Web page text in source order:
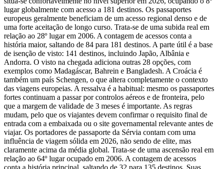
lugar globalmente com acesso a 181 destinos. Os passaportes
europeus geralmente beneficiam de um acesso regional denso e de
uma forte aceitação de longo curso. Trata-se de uma subida real em
relação ao 28º lugar em 2006. A contagem de acessos conta a
história maior, saltando de 84 para 181 destinos. A parte útil é a base
de isenção de visto: 141 destinos, incluindo Japão, Albânia e
Andorra. O visto na chegada adiciona outras 28 opções, com
exemplos como Madagáscar, Bahrein e Bangladesh. A Croácia é
também um país Schengen, o que altera completamente o contexto
das viagens europeias. A ressalva é a habitual: mesmo os passaportes
fortes continuam a passar por controlos aéreos e de fronteira, pelo
que a margem de validade de 3 meses é importante. As regras
mudam, pelo que os viajantes devem confirmar o requisito final de
entrada com a embaixada ou o site governamental relevante antes de
viajar. Os portadores de passaporte da Sérvia contam com uma
influência de viagem sólida em 2026, não sendo de elite, mas
claramente acima da média global. Trata-se de uma ascensão real em
relação ao 64º lugar ocupado em 2006. A contagem de acessos
conta a história principal, saltando de 32 para 135 destinos. Suas